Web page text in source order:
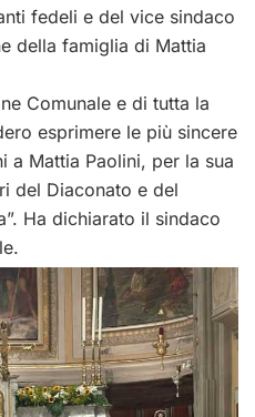
fedeli e del vice sindaco
della famiglia di Mattia
Comunale e di tutta la
esprimere le più sincere
a Mattia Paolini, per la sua
del Diaconato e del
Ha dichiarato il sindaco